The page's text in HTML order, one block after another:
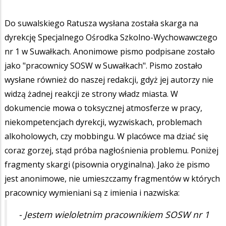
Do suwalskiego Ratusza wysłana została skarga na
dyrekcję Specjalnego Ośrodka Szkolno-Wychowawczego
nr 1 w Suwałkach. Anonimowe pismo podpisane zostało
jako "pracownicy SOSW w Suwałkach". Pismo zostało
wysłane również do naszej redakcji, gdyż jej autorzy nie
widzą żadnej reakcji ze strony władz miasta. W
dokumencie mowa o toksycznej atmosferze w pracy,
niekompetencjach dyrekcji, wyzwiskach, problemach
alkoholowych, czy mobbingu. W placówce ma dziać się
coraz gorzej, stąd próba nagłośnienia problemu. Poniżej
fragmenty skargi (pisownia oryginalna). Jako że pismo
jest anonimowe, nie umieszczamy fragmentów w których
pracownicy wymieniani są z imienia i nazwiska:
- Jestem wieloletnim pracownikiem SOSW nr 1